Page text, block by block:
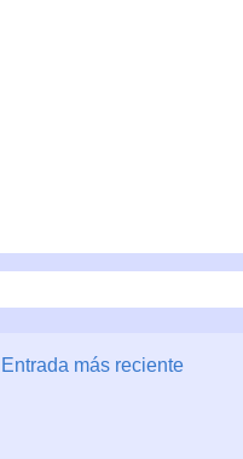
Entrada más reciente